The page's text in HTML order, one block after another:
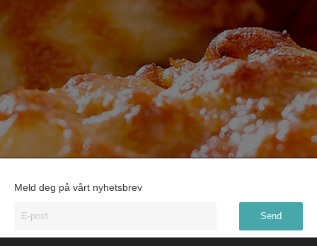
Meld deg på vårt nyhetsbrev